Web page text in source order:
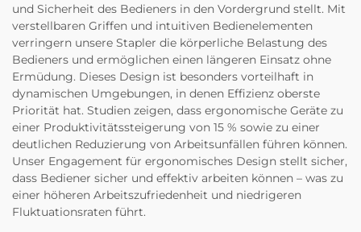
und Sicherheit des Bedieners in den Vordergrund stellt. Mit
verstellbaren Griffen und intuitiven Bedienelementen
verringern unsere Stapler die körperliche Belastung des
Bedieners und ermöglichen einen längeren Einsatz ohne
Ermüdung. Dieses Design ist besonders vorteilhaft in
dynamischen Umgebungen, in denen Effizienz oberste
Priorität hat. Studien zeigen, dass ergonomische Geräte zu
einer Produktivitätssteigerung von 15 % sowie zu einer
deutlichen Reduzierung von Arbeitsunfällen führen können.
Unser Engagement für ergonomisches Design stellt sicher,
dass Bediener sicher und effektiv arbeiten können – was zu
einer höheren Arbeitszufriedenheit und niedrigeren
Fluktuationsraten führt.